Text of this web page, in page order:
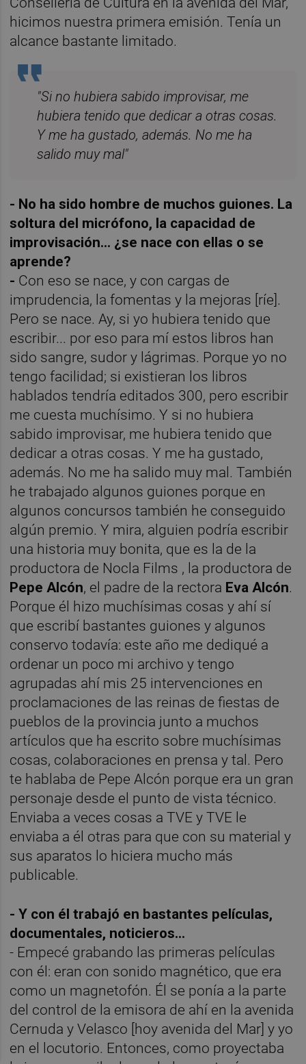
hicimos nuestra primera emisión. Tenía un
alcance bastante limitado.
"Si no hubiera sabido improvisar, me
hubiera tenido que dedicar a otras cosas.
Y me ha gustado, además. No me ha
salido muy mal"
- No ha sido hombre de muchos guiones. La
soltura del micrófono, la capacidad de
improvisación... ¿se nace con ellas o se
aprende?
- Con eso se nace, y con cargas de
imprudencia, la fomentas y la mejoras [ríe].
Pero se nace. Ay, si yo hubiera tenido que
escribir... por eso para mí estos libros han
sido sangre, sudor y lágrimas. Porque yo no
tengo facilidad; si existieran los libros
hablados tendría editados 300, pero escribir
me cuesta muchísimo. Y si no hubiera
sabido improvisar, me hubiera tenido que
dedicar a otras cosas. Y me ha gustado,
además. No me ha salido muy mal. También
he trabajado algunos guiones porque en
algunos concursos también he conseguido
algún premio. Y mira, alguien podría escribir
una historia muy bonita, que es la de la
productora de Nocla Films , la productora de
Pepe Alcón, el padre de la rectora Eva Alcón.
Porque él hizo muchísimas cosas y ahí sí
que escribí bastantes guiones y algunos
conservo todavía: este año me dediqué a
ordenar un poco mi archivo y tengo
agrupadas ahí mis 25 intervenciones en
proclamaciones de las reinas de fiestas de
pueblos de la provincia junto a muchos
artículos que ha escrito sobre muchísimas
cosas, colaboraciones en prensa y tal. Pero
te hablaba de Pepe Alcón porque era un gran
personaje desde el punto de vista técnico.
Enviaba a veces cosas a TVE y TVE le
enviaba a él otras para que con su material y
sus aparatos lo hiciera mucho más
publicable.
- Y con él trabajó en bastantes películas,
documentales, noticieros...
- Empecé grabando las primeras películas
con él: eran con sonido magnético, que era
como un magnetofón. Él se ponía a la parte
del control de la emisora de ahí en la avenida
Cernuda y Velasco [hoy avenida del Mar] y yo
en el locutorio. Entonces, como proyectaba